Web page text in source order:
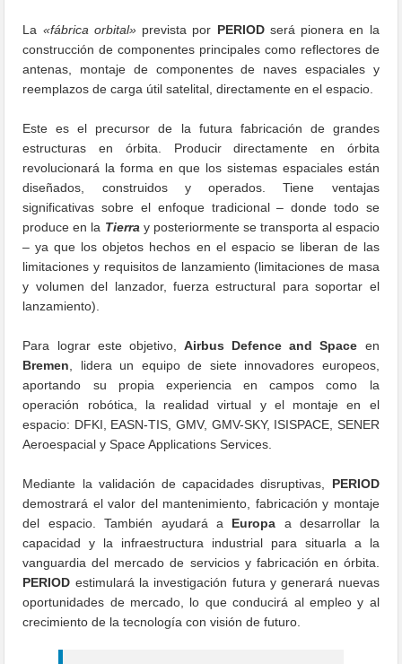
La «fábrica orbital»prevista por PERIODserá pionera en la
construcción de componentes principales como reflectores de
antenas, montaje de componentes de naves espaciales y
reemplazos de carga útil satelital, directamente en el espacio.
Este es el precursor de la futura fabricación de grandes
estructuras en órbita. Producir directamente en órbita
revolucionará la forma en que los sistemas espaciales están
diseñados, construidos y operados. Tiene ventajas
significativas sobre el enfoque tradicional – donde todo se
produce en la Tierra y posteriormente se transporta al espacio
– ya que los objetos hechos en el espacio se liberan de las
limitaciones y requisitos de lanzamiento (limitaciones de masa
y volumen del lanzador, fuerza estructural para soportar el
lanzamiento).
Para lograr este objetivo, Airbus Defence and Space en
Bremen , lidera un equipo de siete innovadores europeos,
aportando su propia experiencia en campos como la
operación robótica, la realidad virtual y el montaje en el
espacio: DFKI, EASN-TIS, GMV, GMV-SKY, ISISPACE, SENER
Aeroespacial y Space Applications Services.
Mediante la validación de capacidades disruptivas, PERIOD
demostrará el valor del mantenimiento, fabricación y montaje
del espacio. También ayudará a Europa a desarrollar la
capacidad y la infraestructura industrial para situarla a la
vanguardia del mercado de servicios y fabricación en órbita.
PERIOD estimulará la investigación futura y generará nuevas
oportunidades de mercado, lo que conducirá al empleo y al
crecimiento de la tecnología con visión de futuro.